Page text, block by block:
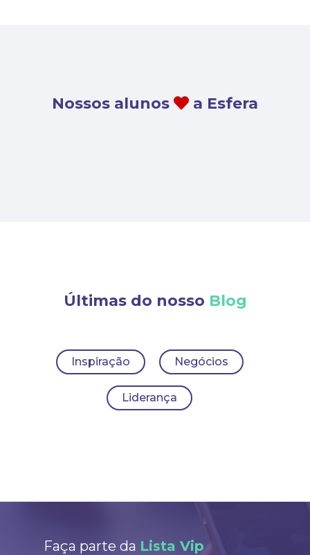
Nossos alunos a Esfera
Últimas do nosso Blog
Inspiração Negócios
Liderança
Faça parte da Lista Vip